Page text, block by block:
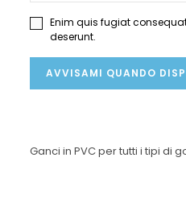
Enim quis fugiat
deserunt.
AVVISAMI QUANDO
Ganci in PVC per tutti i tipi di